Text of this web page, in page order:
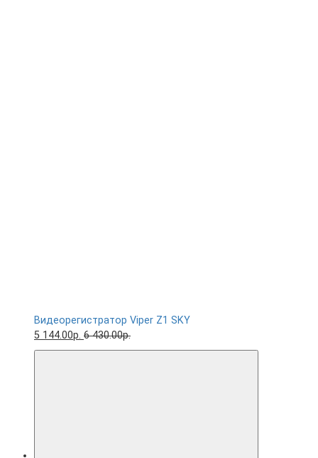
Видеорегистратор Viper Z1 SKY
5 144.00р. 6 430.00р.